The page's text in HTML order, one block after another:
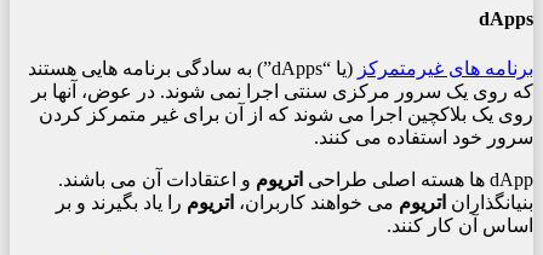
dApps
برنامه های غیرمتمرکز
(یا “dApps”) به سادگی برنامه هایی هستند
که روی یک سرور مرکزی سنتی اجرا نمی شوند. در عوض، آنها بر
روی یک بلاکچین اجرا می شوند که از آن برای غیر متمرکز کردن
سرور خود استفاده می کنند.
dApp ها هسته اصلی طراحی اتریوم و اعتقادات آن می باشند.
بنیانگذاران اتریوم می خواهند کاربران، اتریوم را یاد بگیرند و بر
اساس آن کار کنند.